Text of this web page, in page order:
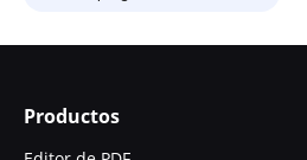
Productos